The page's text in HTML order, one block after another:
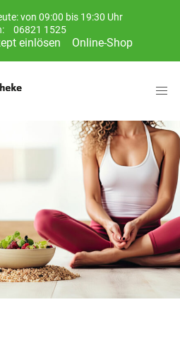
von 09:00 bis 19:30 Uhr
06821 1525
einlösen Online-Shop